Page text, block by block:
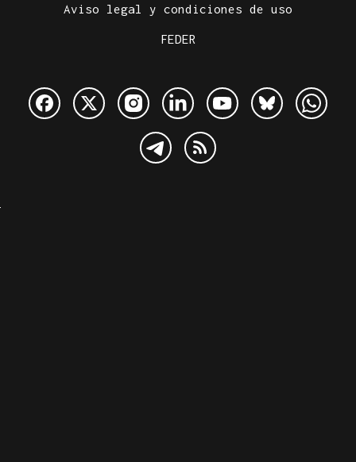
Aviso legal y condiciones de uso
FEDER